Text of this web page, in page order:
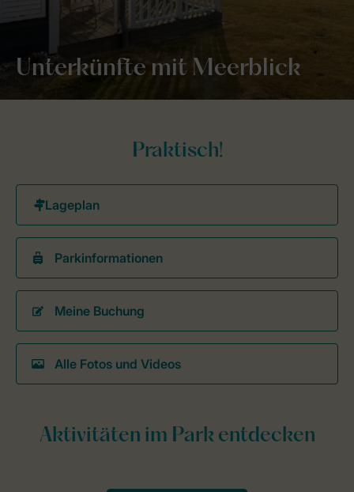
Unterkünfte mit Meerblick
Praktisch!
Parkinformationen
Meine Buchung
Alle Fotos und Videos